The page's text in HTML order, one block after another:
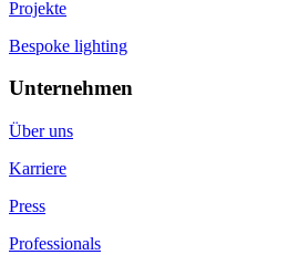
Projekte
Bespoke lighting
Unternehmen
Über uns
Karriere
Press
Professionals